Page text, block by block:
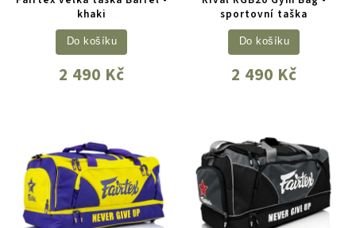
khaki
2 490 Kč
Do košíku
sportovní taška
2 490 Kč
Do košíku